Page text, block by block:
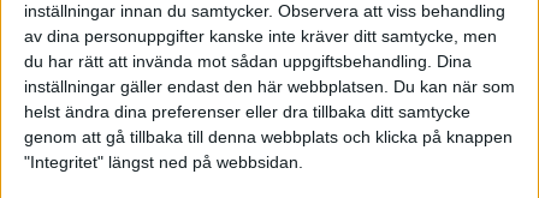
inställningar innan du samtycker. Observera att viss behandling
av dina personuppgifter kanske inte kräver ditt samtycke, men
du har rätt att invända mot sådan uppgiftsbehandling. Dina
inställningar gäller endast den här webbplatsen. Du kan när som
helst ändra dina preferenser eller dra tillbaka ditt samtycke
genom att gå tillbaka till denna webbplats och klicka på knappen
"Integritet" längst ned på webbsidan.
Intresset ökar för Lidingöloppet
26 jun 1998
Värmemara
väntarvärldsmästaraspiranter
24 jun 1998